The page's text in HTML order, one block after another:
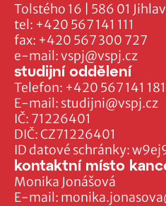
Tolstého 16 | 586 01
tel: +420 567 141 111
fax: +420 567 300 727
e-mail:vspj@vspj.cz
IČ: 71226401
DIČ: CZ71226401
ID datové schránky:
studijní oddělení
Telefon: +420 567 141 181
E-mail: studijni@vspj.cz
kontaktní místo
Monika Jonášová
E-mail: